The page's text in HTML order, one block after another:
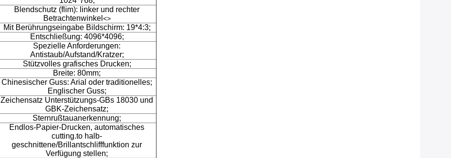
Blendschutz (flim): linker und rechter
Betrachtenwinkel <>
Mit Berührungseingabe Bildschirm: 19*4:3;
Entschließung: 4096*4096;
Spezielle Anforderungen:
Antistaub/Aufstand/Kratzer;
Stützvolles grafisches Drucken;
Breite: 80mm;
Chinesischer Guss: Arial oder traditionelles;
Englischer Guss;
Zeichensatz Unterstützungs-GBs 18030 und
GBK-Zeichensatz;
Sternrußtauanerkennung;
Endlos-Papier-Drucken, automatisches
cutting.to halb-
geschnittene/Brillantschlifffunktion zur
Verfügung stellen;